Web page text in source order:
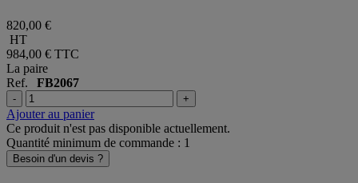
820,00 €
HT
984,00 € TTC
La paire
Ref. FB2067
- +
Ajouter au panier
Ce produit n'est pas disponible actuellement.
Quantité minimum de commande : 1
Besoin d'un devis ?